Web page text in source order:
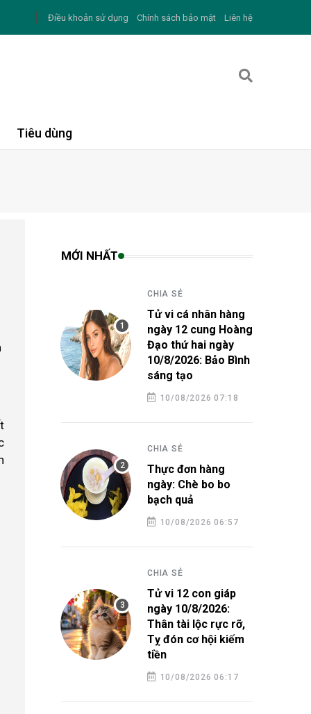
Điều khoản sử dụng Chính sách bảo mật Liên hệ
Tiêu dùng
MỚI NHẤT
CHIA SẺ
Tử vi cá nhân hàng
ngày 12 cung Hoàng
Đạo thứ hai ngày
10/8/2026: Bảo Bình
sáng tạo
10/08/2026 07:18
CHIA SẺ
Thực đơn hàng
ngày: Chè bo bo
bạch quả
10/08/2026 06:57
CHIA SẺ
Tử vi 12 con giáp
ngày 10/8/2026:
Thân tài lộc rực rỡ,
Tỵ đón cơ hội kiếm
tiền
10/08/2026 06:17